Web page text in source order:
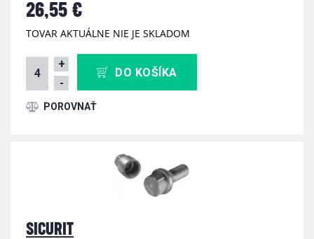
26,55 €
TOVAR AKTUÁLNE NIE JE SKLADOM
+
-
DO KOŠÍKA
SICURIT